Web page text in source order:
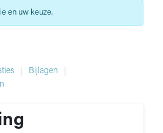
Bijlagen
en uw keuze.